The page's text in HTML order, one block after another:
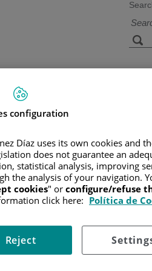
AND SUPPORT /FUNCTIONAL
DE PROGENITORES
tóxico. En este tipo de trasplante
paciente. Por lo tanto, cuanto
provoquen problemas
configuration
Díaz uses its own cookies and
does not guarantee an
statistical analysis, improving
the analysis of your navigation.
cookies" or configure/refuse
click here: Política de
Reject